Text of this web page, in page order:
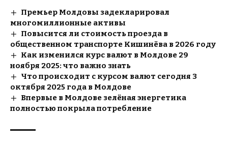
Премьер Молдовы задекларировал
многомиллионные активы
Повысится ли стоимость проезда в
общественном транспорте Кишинёва в 2026 году
Как изменился курс валют в Молдове 29
ноября 2025: что важно знать
Что происходит с курсом валют сегодня 3
октября 2025 года в Молдове
Впервые в Молдове зелёная энергетика
полностью покрыла потребление